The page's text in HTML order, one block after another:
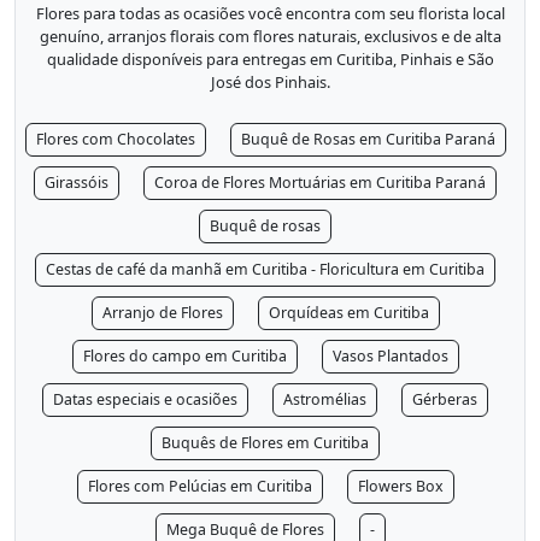
Flores para todas as ocasiões você encontra com seu florista local
genuíno, arranjos florais com flores naturais, exclusivos e de alta
qualidade disponíveis para entregas em Curitiba, Pinhais e São
José dos Pinhais.
Flores com Chocolates Buquê de Rosas em Curitiba Paraná
Girassóis Coroa de Flores Mortuárias em Curitiba Paraná
Buquê de rosas
Cestas de café da manhã em Curitiba - Floricultura em Curitiba
Arranjo de Flores Orquídeas em Curitiba
Flores do campo em Curitiba Vasos Plantados
Datas especiais e ocasiões Astromélias Gérberas
Buquês de Flores em Curitiba
Flores com Pelúcias em Curitiba Flowers Box
Mega Buquê de Flores -